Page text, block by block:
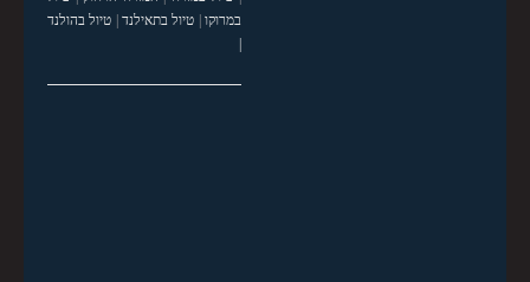
במרוקו| טיול בתאילנד| טיול בהולנד
|